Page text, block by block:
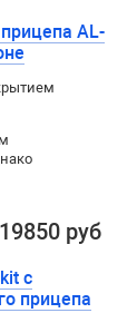
AL-
19850 руб
с
прицепа